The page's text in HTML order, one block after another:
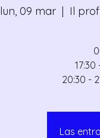
lun, 09 mar
  |
Il
17:30
Las